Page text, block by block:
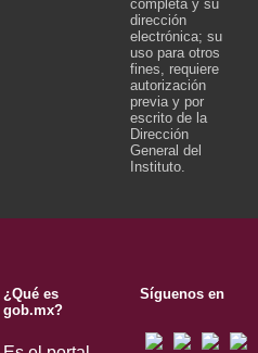
completa y su
dirección
electrónica; su
uso para otros
fines, requiere
autorización
previa y por
escrito de la
Dirección
General del
Instituto.
¿Qué es
gob.mx?
Síguenos en